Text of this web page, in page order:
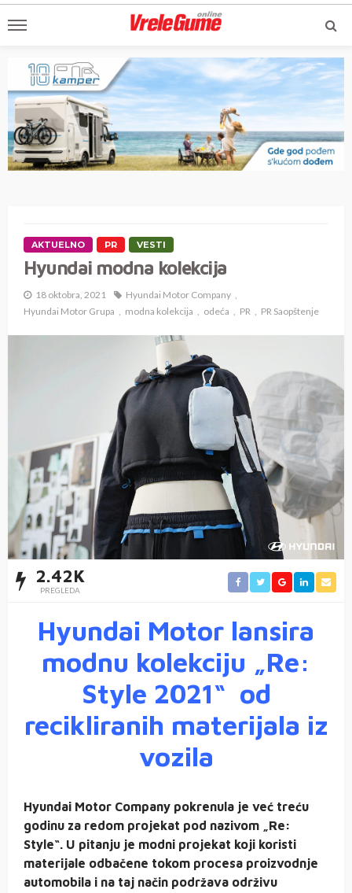
AKTUELNO PR VESTI
Hyundai modna kolekcija
18 oktobra, 2021
Hyundai Motor Company
Hyundai Motor Grupa
modna kolekcija odeća PR PR Saopštenje
2.42K
PREGLEDA
Hyundai Motor lansira
modnu kolekciju „Re:
Style 2021“ od
recikliranih materijala iz
vozila
Hyundai Motor Company pokrenula je već treću
godinu za redom projekat pod nazivom „Re:
Style“. U pitanju je modni projekat koji koristi
materijale odbačene tokom procesa proizvodnje
automobila i na taj način podržava održivu